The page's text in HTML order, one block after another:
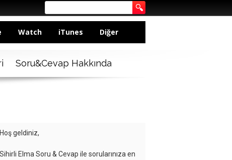
Watch iTunes Diğer
Soru&Cevap Hakkında
Hoş geldiniz,
Sihirli Elma Soru & Cevap ile sorularınıza en